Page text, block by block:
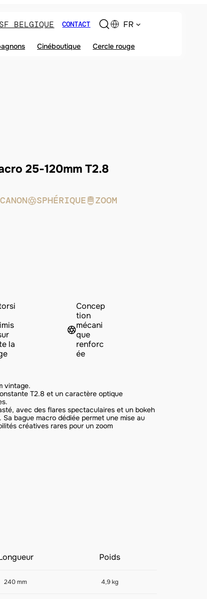
BELGIQUE CONTACT FR
Cinéboutique Cercle rouge
25-120mm T2.8
CANON SPHÉRIQUE ZOOM
la
Concep
tion
mécani
que
renforc
ée
vintage.
T2.8 et un caractère optique
avec des flares spectaculaires et un bokeh
bague macro dédiée permet une mise au
créatives rares pour un zoom
Poids
240 mm 4,9 kg